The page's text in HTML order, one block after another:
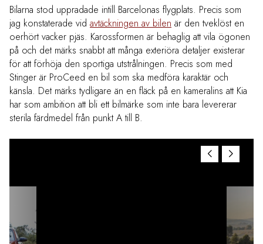
Bilarna stod uppradade intill Barcelonas flygplats. Precis som
jag konstaterade vid avtäckningen av bilen är den tveklöst en
oerhört vacker pjäs. Karossformen är behaglig att vila ögonen
på och det märks snabbt att många exteriöra detaljer existerar
för att förhöja den sportiga utstrålningen. Precis som med
Stinger är ProCeed en bil som ska medföra karaktär och
känsla. Det märks tydligare än en fläck på en kameralins att Kia
har som ambition att bli ett bilmärke som inte bara levererar
sterila färdmedel från punkt A till B.